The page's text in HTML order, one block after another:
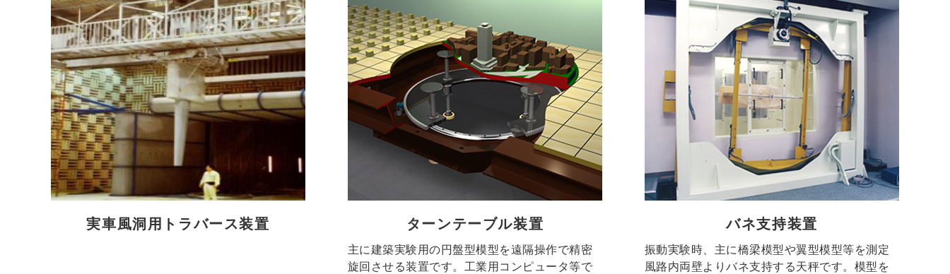
実車風洞用トラバース装置 ターンテーブル装置
主に建築実験用の円盤型模型を遠隔操作で精密
旋回させる装置です。工業用コンピュータ等で
バネ支持装置
振動実験時、主に橋梁模型や翼型模型等を測定
風路内両壁よりバネ支持する天秤です。模型を